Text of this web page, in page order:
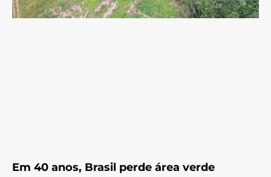
Em 40 anos, Brasil perde área verde